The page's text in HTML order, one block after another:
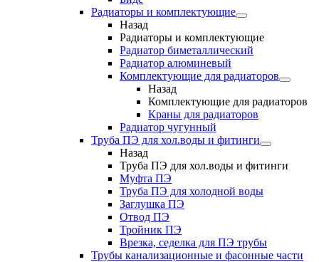
Радиаторы и комплектующие
Назад
Радиаторы и комплектующие
Радиатор биметаллический
Радиатор алюминевый
Комплектующие для радиаторов
Назад
Комплектующие для радиаторов
Краны для радиаторов
Радиатор чугунный
Труба ПЭ для хол.воды и фитинги
Назад
Труба ПЭ для хол.воды и фитинги
Муфта ПЭ
Труба ПЭ для холодной воды
Заглушка ПЭ
Отвод ПЭ
Тройник ПЭ
Врезка, седелка для ПЭ трубы
Трубы канализационные и фасонные части